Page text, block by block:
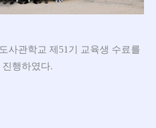
사관학교 제51기 교육생 수료를
행하였다.